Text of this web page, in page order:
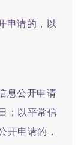
申请的，以
息公开申请
；以平常信
开申请的，